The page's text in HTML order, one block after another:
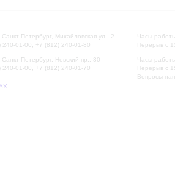
Санкт-Петербург, Михайловская ул., 2
240-01-00, +7 (812) 240-01-80
Петербург, Невский пр., 30
240-01-00, +7 (812) 240-01-70
Часы
Перерыв с
Часы
Перерыв с
Вопросы